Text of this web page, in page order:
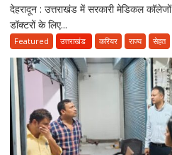
देहरादून : उत्तराखंड में सरकारी मेडिकल
डॉक्टरों के लिए...
Featured उत्तराखंड करियर राज्य सेहत